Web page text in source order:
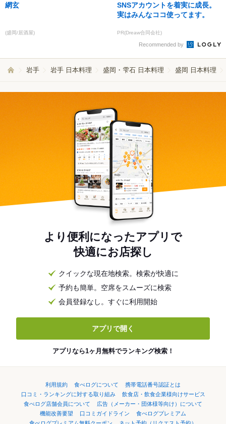
網玄
(盛岡/居酒屋)
SNSアカウントを着実に成長。
実はみんなココ使ってます。
PR(Dreaw合同会社)
Recommended by
岩手 岩手 日本料理 盛岡・雫石 日本料理 盛岡 日本料理
より便利になったアプリで
快適にお店探し
クイックな現在地検索。検索が快適に
予約も簡単。空席をスムーズに検索
会員登録なし。すぐに利用開始
アプリで開く
アプリなら1ヶ月無料でランキング検索！
利用規約 食べログについて
携帯電話番号認証とは
口コミ・ランキングに対する取り組み
飲食店・飲食企業様向けサービス
食べログ店舗会員について
広告（メーカー・団体様等向け）について
機能改善要望
口コミガイドライン
食べログプレミアム